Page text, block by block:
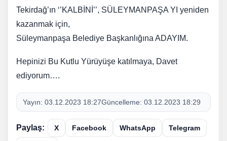
​Tekirdağ’ın ‘’KALBİNİ’’, SÜLEYMANPAŞA YI yeniden
kazanmak için,
​Süleymanpaşa Belediye Başkanlığına ADAYIM.
Hepinizi Bu Kutlu Yürüyüşe katılmaya, Davet
ediyorum….
Yayın: 03.12.2023 18:27Güncelleme: 03.12.2023 18:29
Paylaş: X Facebook WhatsApp Telegram